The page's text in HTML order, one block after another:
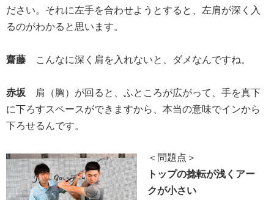
ださい。それに左手を合わせようとすると、左肩が深く入
るのがわかると思います。
齋藤 こんなに深く肩を入れないと、ダメなんですね。
赤坂 肩（胸）が回ると、ふところが広がって、手を真下
に下ろすスペースができますから、本当の意味でインから
下ろせるんです。
＜問題点＞
トップの捻転が浅くアー
クが小さい